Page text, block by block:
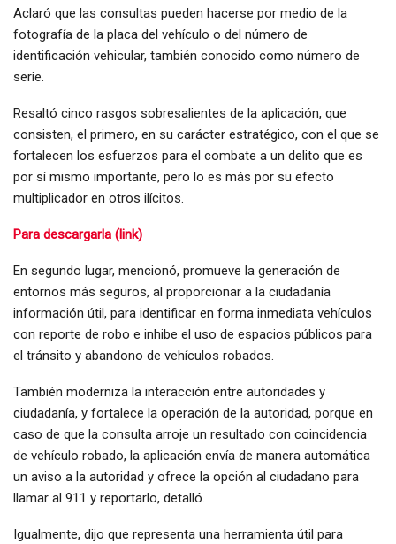
Aclaró que las consultas pueden hacerse por medio de la
fotografía de la placa del vehículo o del número de
identificación vehicular, también conocido como número de
serie.
Resaltó cinco rasgos sobresalientes de la aplicación, que
consisten, el primero, en su carácter estratégico, con el que se
fortalecen los esfuerzos para el combate a un delito que es
por sí mismo importante, pero lo es más por su efecto
multiplicador en otros ilícitos.
Para descargarla (link)
En segundo lugar, mencionó, promueve la generación de
entornos más seguros, al proporcionar a la ciudadanía
información útil, para identificar en forma inmediata vehículos
con reporte de robo e inhibe el uso de espacios públicos para
el tránsito y abandono de vehículos robados.
También moderniza la interacción entre autoridades y
ciudadanía, y fortalece la operación de la autoridad, porque en
caso de que la consulta arroje un resultado con coincidencia
de vehículo robado, la aplicación envía de manera automática
un aviso a la autoridad y ofrece la opción al ciudadano para
llamar al 911 y reportarlo, detalló.
Igualmente, dijo que representa una herramienta útil para